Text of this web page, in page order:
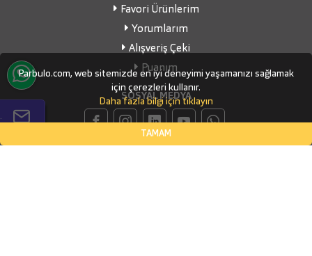
Favori Ürünlerim
Yorumlarım
Alışveriş Çeki
Puanım
SOSYAL MEDYA
Parbulo.com, web sitemizde en iyi deneyimi yaşamanızı sağlamak
için çerezleri kullanır.
Daha fazla bilgi için tıklayın
TAMAM